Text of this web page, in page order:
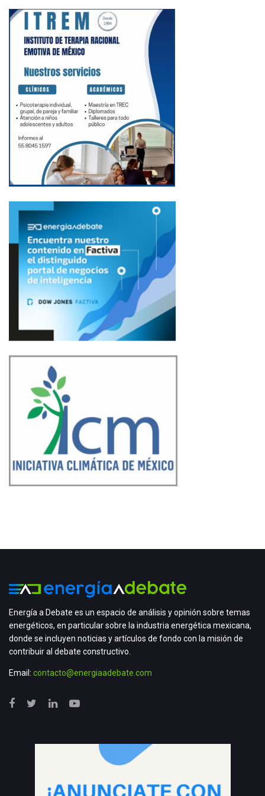
Energía a Debate es un espacio de análisis y opinión sobre temas
energéticos, en particular sobre la industria energética mexicana,
donde se incluyen noticias y artículos de fondo con la misión de
contribuir al debate constructivo.
Email: contacto@energiaadebate.com